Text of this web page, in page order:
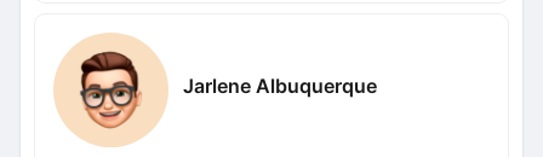
Jarlene Albuquerque